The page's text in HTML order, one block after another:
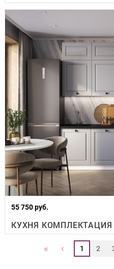
55 750 руб.
« ‹ 1 2